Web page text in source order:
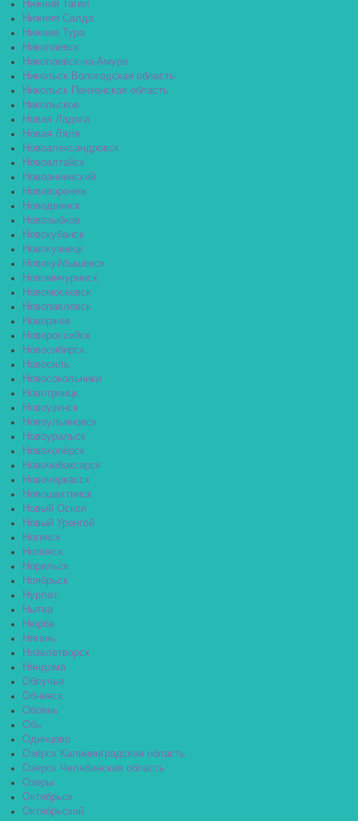
Нижний Тагил
Нижняя Салда
Нижняя Тура
Николаевск
Николаевск-на-Амуре
Никольск Вологодская область
Никольск Пензенская область
Никольское
Новая Ладога
Новая Ляля
Новоалександровск
Новоалтайск
Новоаннинский
Нововоронеж
Новодвинск
Новозыбков
Новокубанск
Новокузнецк
Новокуйбышевск
Новомичуринск
Новомосковск
Новопавловск
Новоржев
Новороссийск
Новосибирск
Новосиль
Новосокольники
Новотроицк
Новоузенск
Новоульяновск
Новоуральск
Новохопёрск
Новочебоксарск
Новочеркасск
Новошахтинск
Новый Оскол
Новый Уренгой
Ногинск
Нолинск
Норильск
Ноябрьск
Нурлат
Нытва
Нюрба
Нягань
Нязелетворск
Няндома
Облучье
Обнинск
Обоянь
Обь
Одинцово
Озёрск Калининградская область
Озерск Челябинская область
Озеры
Октябрьск
Октябрьский